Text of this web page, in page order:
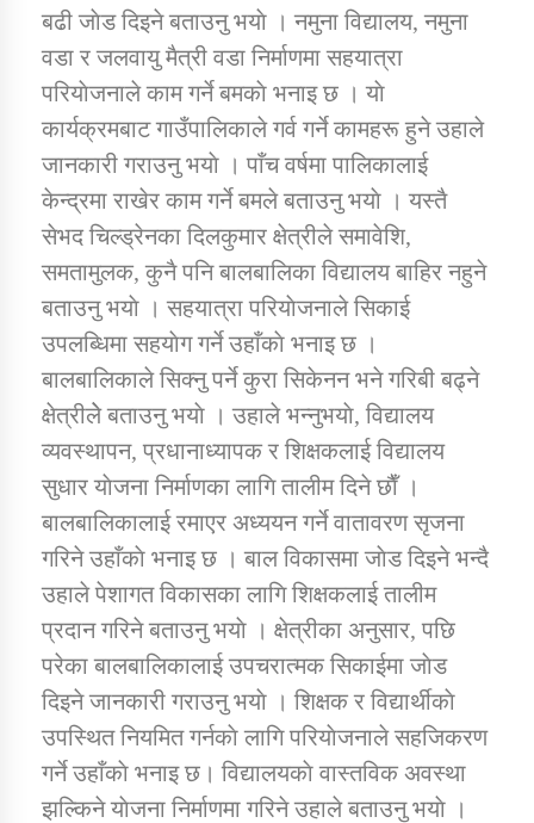
कार्यक्रम कार्यान्वयन एकाई जुम्लाको सुचना
कर्णाली प्राविधि शिक्षालय जुम्लाको सुचना
तातोपानी गाउँपालिकाको न्यायिक समिति सम्बन्धी सन्देश
तातोपानी गाउँपालिका जुम्लाको महिला तथा लैङ्गिक हिंसा
सम्बन्धी सूचना सन्देश
तातोपानी गाउँपालिका जुम्लाको महिनावारी सम्बन्धिकाे
सन्देश
तातोपानी गाउँपालिका जुम्लाको बालविवाह सन्देश
तातोपानी गाउँपालिका जुम्लाको सूचना
बढी जाेड दिइने बताउनु भयाे । नमुना विद्यालय, नमुना
वडा र जलवायु मैत्री वडा निर्माणमा सहयात्रा
परियाेजनाले काम गर्ने बमकाे भनाइ छ । याे
कार्यक्रमबाट गाउँपालिकाले गर्व गर्ने कामहरू हुने उहाले
जानकारी गराउनु भयाे । पाँच वर्षमा पालिकालाई
केन्द्रमा राखेर काम गर्ने बमले बताउनु भयाे । यस्तै
सेभद चिल्ड्रेनका दिलकुमार क्षेत्रीले समावेशि,
समतामुलक, कुनै पनि बालबालिका विद्यालय बाहिर नहुने
बताउनु भयाे । सहयात्रा परियाेजनाले सिकाई
उपलब्धिमा सहयाेग गर्ने उहाँकाे भनाइ छ ।
बालबालिकाले सिक्नु पर्ने कुरा सिकेनन भने गरिबी बढ्ने
क्षेत्रीलेे बताउनु भयाे । उहाले भन्नुभयाे, विद्यालय
व्यवस्थापन, प्रधानाध्यापक र शिक्षकलाई विद्यालय
सुधार याेजना निर्माणका लागि तालीम दिने छाैँ ।
बालबालिकालाई रमाएर अध्ययन गर्ने वातावरण सृजना
गरिने उहाँकाे भनाइ छ । बाल विकासमा जाेड दिइने भन्दै
उहाले पेशागत विकासका लागि शिक्षकलाई तालीम
प्रदान गरिने बताउनु भयाे । क्षेत्रीका अनुसार, पछि
परेका बालबालिकालाई उपचरात्मक सिकाईमा जाेड
दिइने जानकारी गराउनु भयाे । शिक्षक र विद्यार्थीकाे
उपस्थित नियमित गर्नकाे लागि परियाेजनाले सहजिकरण
गर्ने उहाँकाे भनाइ छ। विद्यालयकाे वास्तविक अवस्था
झल्किने याेजना निर्माणमा गरिने उहाले बताउनु भयाे ।